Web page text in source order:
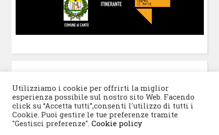
Utilizziamo i cookie per offrirti la miglior
esperienza possibile sul nostro sito Web. Facendo
click su “Accetta tutti”,consenti l'utilizzo di tutti i
Cookie. Puoi gestire le tue preferenze tramite
"Gestisci preferenze". Cookie policy